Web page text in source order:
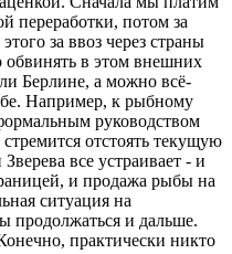
переработки, потом за
за ввоз через страны
в этом внешних
Берлине, а можно всё-
Например, к рыбному
руководством
отстоять текущую
все устраивает - и
и продажа рыбы на
ситуация на
продолжаться и дальше.
практически никто